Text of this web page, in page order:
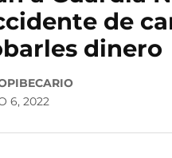
de
dinero
6, 2022